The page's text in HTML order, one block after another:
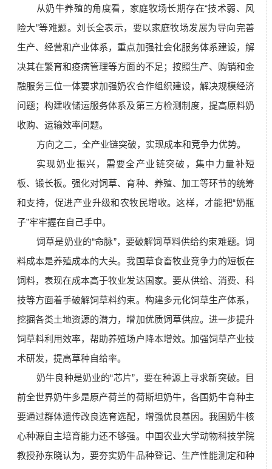
从奶牛养殖的角度看，家庭牧场长期存在“技术弱、风
险大”等难题。刘长全表示，要以家庭牧场发展为导向完善
生产、经营和产业体系，重点加强社会化服务体系建设，解
决其在繁育和疫病管理等方面的不足；按照生产、购销和金
融服务三位一体要求加强奶农合作组织建设，解决规模经济
问题；构建收储运服务体系及第三方检测制度，提高原料奶
收购、运输效率问题。
方向之二，全产业链突破，实现成本和竞争力优势。
实现奶业振兴，需要全产业链突破，集中力量补短
板、锻长板。强化对饲草、育种、养殖、加工等环节的统筹
和支持，促进产业升级和农牧民增收。这样，才能把“奶瓶
子”牢牢握在自己手中。
饲草是奶业的“命脉”，要破解饲草料供给约束难题。饲
料成本是养殖成本的大头。我国草食畜牧业竞争力的短板在
饲料，表现在成本高于牧业发达国家。要从供给、消费、科
技等方面着手破解饲草料约束。构建多元化饲草生产体系，
挖掘各类土地资源的潜力，增加优质饲草供应。进一步提升
饲草料利用效率，帮助养殖场户降本增效。加强饲草产业技
术研发，提高草种自给率。
奶牛良种是奶业的“芯片”，要在种源上寻求新突破。目
前全世界奶牛多是原产荷兰的荷斯坦奶牛，各国奶牛育种主
要通过群体遗传改良选育选配，增强优良基因。我国奶牛核
心种源自主培育能力还不够强。中国农业大学动物科技学院
教授孙东晓认为，要夯实奶牛品种登记、生产性能测定和种